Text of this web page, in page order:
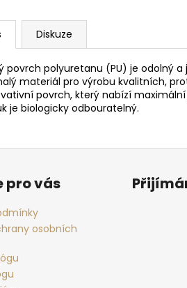
Diskuze
povrch polyuretanu (PU) je odolný
materiál pro výrobu kvalitních,
povrch, který nabízí
je biologicky odbouratelný.
pro vás
osobních